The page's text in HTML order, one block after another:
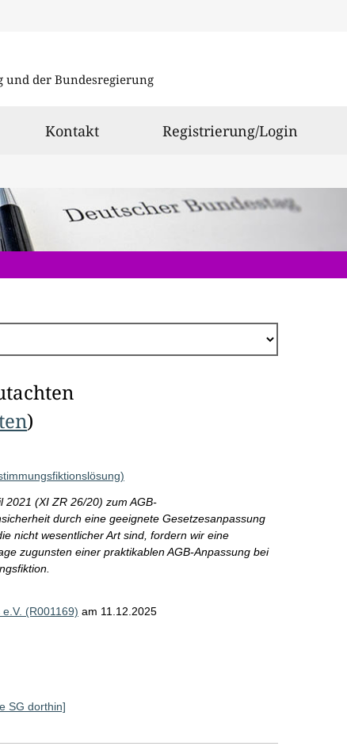
und der Bundesregierung
Kontakt Registrierung/Login
)
2021 (XI ZR 26/20) zum AGB-
durch eine geeignete Gesetzesanpassung
nicht wesentlicher Art sind, fordern wir eine
zugunsten einer praktikablen AGB-Anpassung bei
(R001169) am 11.12.2025
SG dorthin]